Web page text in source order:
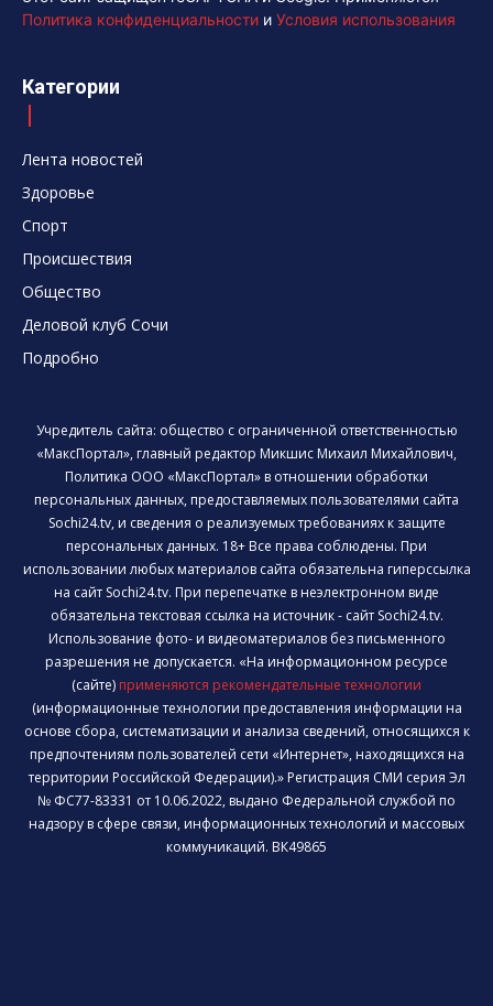
Политика конфиденциальности и Условия использования
Категории
Лента новостей
Здоровье
Спорт
Происшествия
Общество
Деловой клуб Сочи
Подробно
Учредитель сайта: общество с ограниченной ответственностью
«МаксПортал», главный редактор Микшис Михаил Михайлович,
Политика ООО «МаксПортал» в отношении обработки
персональных данных, предоставляемых пользователями сайта
Sochi24.tv, и сведения о реализуемых требованиях к защите
персональных данных. 18+ Все права соблюдены. При
использовании любых материалов сайта обязательна гиперссылка
на сайт Sochi24.tv. При перепечатке в неэлектронном виде
обязательна текстовая ссылка на источник - сайт Sochi24.tv.
Использование фото- и видеоматериалов без письменного
разрешения не допускается. «На информационном ресурсе
(сайте) применяются рекомендательные технологии
(информационные технологии предоставления информации на
основе сбора, систематизации и анализа сведений, относящихся к
предпочтениям пользователей сети «Интернет», находящихся на
территории Российской Федерации).» Регистрация СМИ серия Эл
№ ФС77-83331 от 10.06.2022, выдано Федеральной службой по
надзору в сфере связи, информационных технологий и массовых
коммуникаций. ВК49865